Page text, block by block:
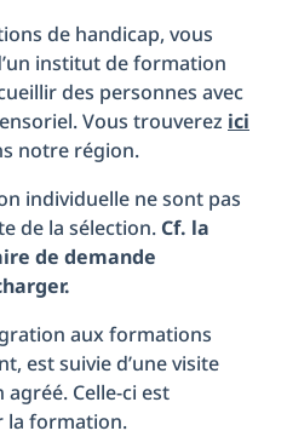
de handicap, vous
institut de formation
des personnes avec
Vous trouverez ici
notre région.
individuelle ne sont pas
de la sélection. Cf. la
de demande
aux formations
est suivie d’une visite
Celle-ci est
la formation.